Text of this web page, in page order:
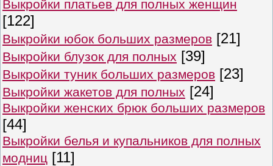
Выкройки платьев для полных женщин
[122]
Выкройки юбок больших размеров [21]
Выкройки блузок для полных [39]
Выкройки туник больших размеров [23]
Выкройки жакетов для полных [24]
Выкройки женских брюк больших размеров
[44]
Выкройки белья и купальников для полных
модниц [11]